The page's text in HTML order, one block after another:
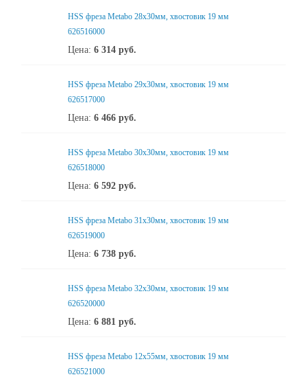
HSS фреза Metabo 28x30мм, хвостовик 19 мм
626516000
Цена: 6 314 руб.
HSS фреза Metabo 29x30мм, хвостовик 19 мм
626517000
Цена: 6 466 руб.
HSS фреза Metabo 30x30мм, хвостовик 19 мм
626518000
Цена: 6 592 руб.
HSS фреза Metabo 31x30мм, хвостовик 19 мм
626519000
Цена: 6 738 руб.
HSS фреза Metabo 32x30мм, хвостовик 19 мм
626520000
Цена: 6 881 руб.
HSS фреза Metabo 12x55мм, хвостовик 19 мм
626521000